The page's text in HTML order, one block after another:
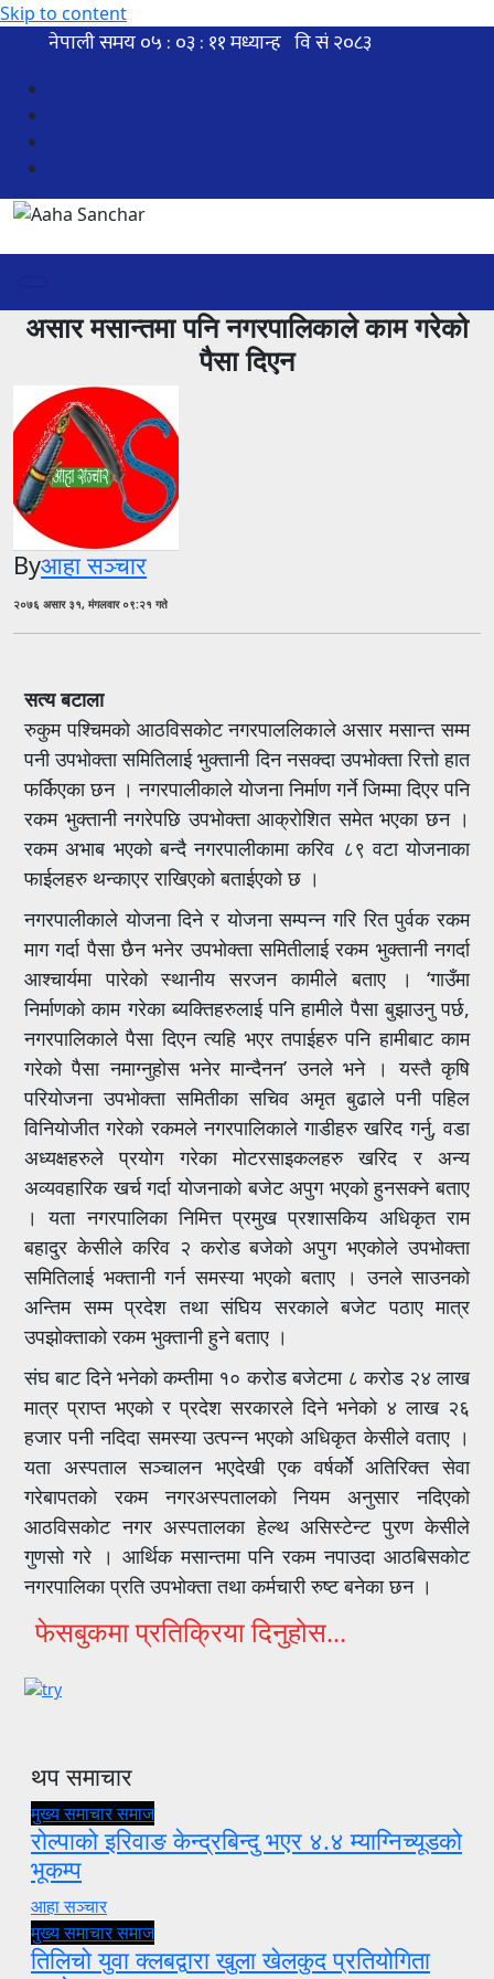
Skip to content
असार मसान्तमा पनि नगरपालिकाले काम गरेको
पैसा दिएन
Byआहा सञ्चार
२०७६ असार ३१, मंगलवार ०९:२१ गते
सत्य बटाला
रुकुम पश्चिमको आठविसकोट नगरपाललिकाले असार मसान्त सम्म
पनी उपभोक्ता समितिलाई भुक्तानी दिन नसक्दा उपभोक्ता रित्तो हात
फर्किएका छन । नगरपालीकाले योजना निर्माण गर्ने जिम्मा दिएर पनि
रकम भुक्तानी नगरेपछि उपभोक्ता आक्रोशित समेत भएका छन ।
रकम अभाब भएको बन्दै नगरपालीकामा करिव ८९ वटा योजनाका
फाईलहरु थन्काएर राखिएको बताईएको छ ।
नगरपालीकाले योजना दिने र योजना सम्पन्न गरि रित पुर्वक रकम
माग गर्दा पैसा छैन भनेर उपभोक्ता समितीलाई रकम भुक्तानी नगर्दा
आश्चार्यमा पारेको स्थानीय सरजन कामीले बताए । ‘गाउँमा
निर्माणको काम गरेका ब्यक्तिहरुलाई पनि हामीले पैसा बुझाउनु पर्छ,
नगरपालिकाले पैसा दिएन त्यहि भएर तपाईहरु पनि हामीबाट काम
गरेको पैसा नमाग्नुहोस भनेर मान्दैनन’ उनले भने । यस्तै कृषि
परियोजना उपभोक्ता समितीका सचिव अमृत बुढाले पनी पहिल
विनियोजीत गरेको रकमले नगरपालिकाले गाडीहरु खरिद गर्नु, वडा
अध्यक्षहरुले प्रयोग गरेका मोटरसाइकलहरु खरिद र अन्य
अव्यवहारिक खर्च गर्दा योजनाको बजेट अपुग भएको हुनसक्ने बताए
। यता नगरपालिका निमित्त प्रमुख प्रशासकिय अधिकृत राम
बहादुर केसीले करिव २ करोड बजेको अपुग भएकोले उपभोक्ता
समितिलाई भक्तानी गर्न समस्या भएको बताए । उनले साउनको
अन्तिम सम्म प्रदेश तथा संघिय सरकाले बजेट पठाए मात्र
उपझोक्ताको रकम भुक्तानी हुने बताए ।
संघ बाट दिने भनेको कम्तीमा १० करोड बजेटमा ८ करोड २४ लाख
मात्र प्राप्त भएको र प्रदेश सरकारले दिने भनेको ४ लाख २६
हजार पनी नदिदा समस्या उत्पन्न भएको अधिकृत केसीले वताए ।
यता अस्पताल सञ्चालन भएदेखी एक वर्षर्कोे अतिरिक्त सेवा
गरेबापतको रकम नगरअस्पतालको नियम अनुसार नदिएको
आठविसकोट नगर अस्पतालका हेल्थ असिस्टेन्ट पुरण केसीले
गुणसो गरे । आर्थिक मसान्तमा पनि रकम नपाउदा आठबिसकोट
नगरपालिका प्रति उपभोक्ता तथा कर्मचारी रुष्ट बनेका छन ।
फेसबुकमा प्रतिक्रिया दिनुहोस...
थप समाचार
मुख्य समाचारसमाज
रोल्पाको इरिवाङ केन्द्रबिन्दु भएर ४.४ म्याग्निच्यूडको
भूकम्प
आहा सञ्चार
मुख्य समाचारसमाज
तिलिचो युवा क्लबद्वारा खुला खेलकुद प्रतियोगिता